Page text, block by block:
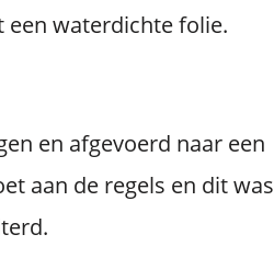
een waterdichte folie.
en afgevoerd naar een
aan de regels en dit was